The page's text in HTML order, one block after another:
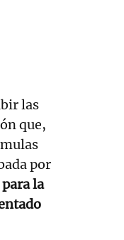
las
que,
por
la